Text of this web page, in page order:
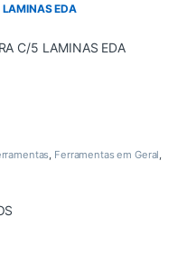
LAMINAS EDA
, Ferramentas em Geral,